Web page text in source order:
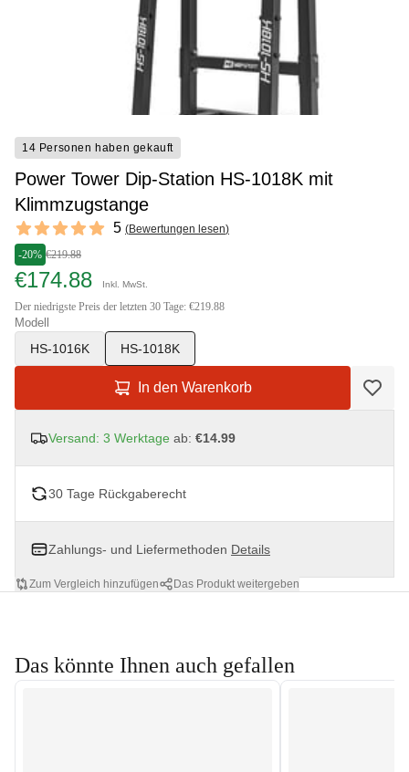
14 Personen haben gekauft
Power Tower Dip-Station HS-1018K mit
Klimmzugstange
Reviews
5 out of 5 stars 5 (Bewertungen lesen)
-20% €219.88
€174.88 Inkl. MwSt.
Der niedrigste Preis der letzten 30 Tage: €219.88
Modell
HS-1016K HS-1018K
In den Warenkorb
Versand: 3 Werktage ab: €14.99
30 Tage Rückgaberecht
Zahlungs- und Liefermethoden Details
Zum Vergleich hinzufügen Das Produkt weitergeben
Das könnte Ihnen auch gefallen